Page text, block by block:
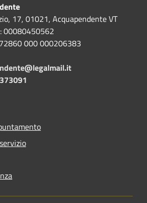
17, 01021, Acquapendente VT
00080450562
000 000206383